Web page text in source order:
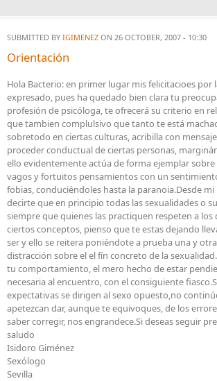
SUBMITTED BY IGIMENEZ ON 26 OCTOBER, 2007 - 10:30
Orientación
Hola Bacterio: en primer lugar mis felicitacioes
expresado, pues ha quedado bien clara tu
profesión de psicóloga, te ofrecerá su criterio en
que tambien complulsivo que tanto te está
sobretodo en ciertas culturas, acribilla con
proceder conductual de ciertas personas,
ello evidentemente actúa de forma ejemplar
vagos y fortuitos pensamientos con un
fobias, conduciéndoles hasta la paranoia.Desde
decirte que en principio todas las sexualidades o
siempre que quienes las practiquen respeten a
ciertos conceptos, pienso que te estas dejando
ser y ello se reitera poniéndote a prueba una y
distracción sobre el el fín concreto de la
tu comportamiento, el mero hecho de estar
necesaria al encuentro, con el consiguiente
expectativas se dirigen al sexo opuesto,no
apetezcan dar, aunque te equivoques, de los
saber corregir, nos engrandece.Si deseas seguir
saludo
Isidoro Giménez
Sexólogo
Sevilla